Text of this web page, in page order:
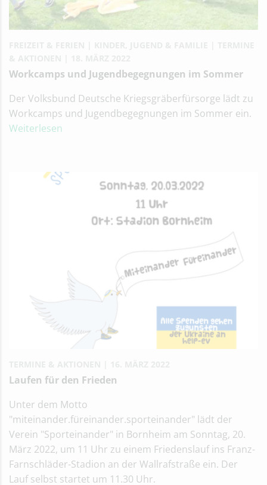
Workcamps und Jugendbegegnungen im Sommer
Der Volksbund Deutsche Kriegsgräberfürsorge lädt zu
Workcamps und Jugendbegegnungen im Sommer ein.
Weiterlesen
Laufen für den Frieden
Unter dem Motto
"miteinander.füreinander.sporteinander" lädt der
Verein "Sporteinander" in Bornheim am Sonntag, 20.
März 2022, um 11 Uhr zu einem Friedenslauf ins Franz-
Farnschläder-Stadion an der Wallrafstraße ein. Der
Lauf selbst startet um 11.30 Uhr.